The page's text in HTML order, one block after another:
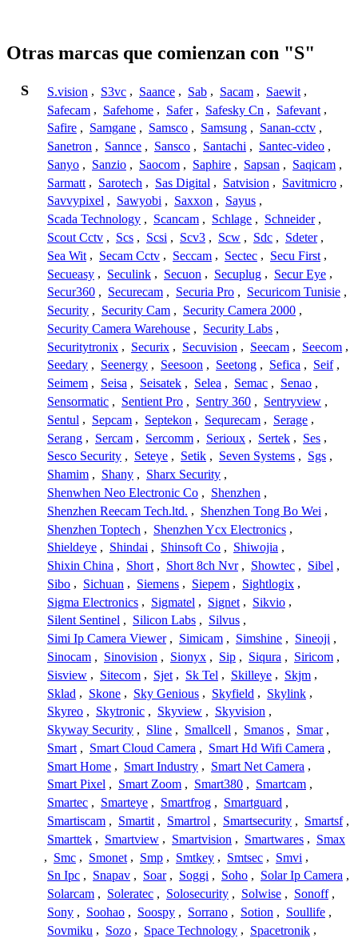
Otras marcas que comienzan con "S"
S S.vision , S3vc , Saance , Sab , Sacam , Saewit ,
Safecam , Safehome , Safer , Safesky Cn , Safevant ,
Safire , Samgane , Samsco , Samsung , Sanan-cctv ,
Sanetron , Sannce , Sansco , Santachi , Santec-video ,
Sanyo , Sanzio , Saocom , Saphire , Sapsan , Saqicam ,
Sarmatt , Sarotech , Sas Digital , Satvision , Savitmicro ,
Savvypixel , Sawyobi , Saxxon , Sayus ,
Scada Technology , Scancam , Schlage , Schneider ,
Scout Cctv , Scs , Scsi , Scv3 , Scw , Sdc , Sdeter ,
Sea Wit , Secam Cctv , Seccam , Sectec , Secu First ,
Secueasy , Seculink , Secuon , Secuplug , Secur Eye ,
Secur360 , Securecam , Securia Pro , Securicom Tunisie ,
Security , Security Cam , Security Camera 2000 ,
Security Camera Warehouse , Security Labs ,
Securitytronix , Securix , Secuvision , Seecam , Seecom ,
Seedary , Seenergy , Seesoon , Seetong , Sefica , Seif ,
Seimem , Seisa , Seisatek , Selea , Semac , Senao ,
Sensormatic , Sentient Pro , Sentry 360 , Sentryview ,
Sentul , Sepcam , Septekon , Sequrecam , Serage ,
Serang , Sercam , Sercomm , Serioux , Sertek , Ses ,
Sesco Security , Seteye , Setik , Seven Systems , Sgs ,
Shamim , Shany , Sharx Security ,
Shenwhen Neo Electronic Co , Shenzhen ,
Shenzhen Reecam Tech.ltd. , Shenzhen Tong Bo Wei ,
Shenzhen Toptech , Shenzhen Ycx Electronics ,
Shieldeye , Shindai , Shinsoft Co , Shiwojia ,
Shixin China , Short , Short 8ch Nvr , Showtec , Sibel ,
Sibo , Sichuan , Siemens , Siepem , Sightlogix ,
Sigma Electronics , Sigmatel , Signet , Sikvio ,
Silent Sentinel , Silicon Labs , Silvus ,
Simi Ip Camera Viewer , Simicam , Simshine , Sineoji ,
Sinocam , Sinovision , Sionyx , Sip , Siqura , Siricom ,
Sisview , Sitecom , Sjet , Sk Tel , Skilleye , Skjm ,
Sklad , Skone , Sky Genious , Skyfield , Skylink ,
Skyreo , Skytronic , Skyview , Skyvision ,
Skyway Security , Sline , Smallcell , Smanos , Smar ,
Smart , Smart Cloud Camera , Smart Hd Wifi Camera ,
Smart Home , Smart Industry , Smart Net Camera ,
Smart Pixel , Smart Zoom , Smart380 , Smartcam ,
Smartec , Smarteye , Smartfrog , Smartguard ,
Smartiscam , Smartit , Smartrol , Smartsecurity , Smartsf ,
Smarttek , Smartview , Smartvision , Smartwares , Smax
, Smc , Smonet , Smp , Smtkey , Smtsec , Smvi ,
Sn Ipc , Snapav , Soar , Soggi , Soho , Solar Ip Camera ,
Solarcam , Soleratec , Solosecurity , Solwise , Sonoff ,
Sony , Soohao , Soospy , Sorrano , Sotion , Soullife ,
Sovmiku , Sozo , Space Technology , Spacetronik ,